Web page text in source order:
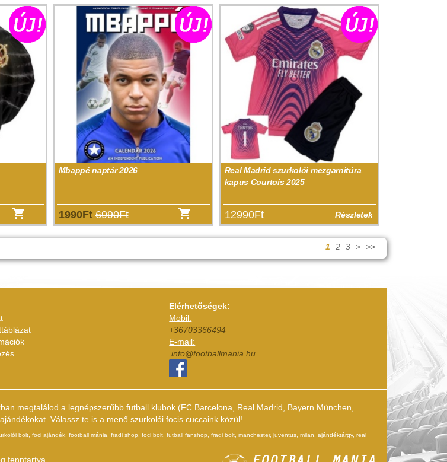
Mbappé naptár 2026
1990Ft6990Ft
Real Madrid szurkolói mezgarnitúra
kapus Courtois 2025
12990Ft Részletek
1 2 3 > >>
Elérhetőségek:
Mobil:
+36703366494
E-mail:
info@footballmania.hu
megtalálod a legnépszerűbb futball klubok (FC Barcelona, Real Madrid, Bayern München,
Válassz te is a menő szurkolói focis cuccaink közül!
bolt, foci ajándék, football mánia, fradi shop, foci bolt, futball fanshop, fradi bolt, manchester, juventus, milan, ajándéktárgy, real
fenntartva